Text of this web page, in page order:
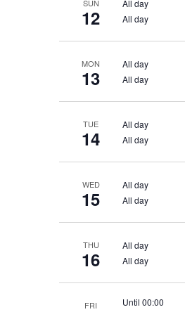
SUN
12
All day
All day
MON
13
All day
All day
TUE
14
All day
All day
WED
15
All day
All day
THU
16
All day
All day
FRI Until 00:00